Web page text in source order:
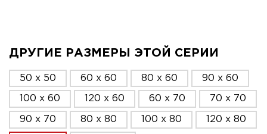
ДРУГИЕ РАЗМЕРЫ ЭТОЙ СЕРИИ
50 x 50 60 x 60 80 x 60 90 x 60
100 x 60 120 x 60 60 x 70 70 x 70
90 x 70 80 x 80 100 x 80 120 x 80